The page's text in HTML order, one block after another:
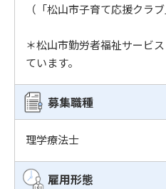
（「松山市子育て応援クラブ
＊松山市勤労者福祉サービ
ています。
募集職種
理学療法士
雇用形態